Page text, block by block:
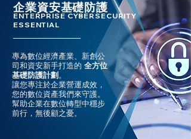
企業資安基礎防護
ENTERPRISE CYBERSECURITY
ESSENTIAL
專為數位經濟產業、新創公
司和資安新手打造的 全方位
基礎防護計劃 。
讓您專注於企業營運成效，
您的數位資產我們來守護。
幫助企業在數位轉型中穩步
前行，無後顧之憂。